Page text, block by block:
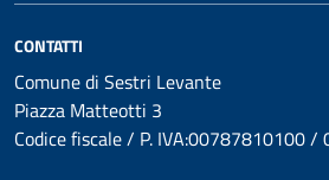
CONTATTI
Comune di Sestri Levante
Piazza Matteotti 3
Codice fiscale / P. IVA:00787810100